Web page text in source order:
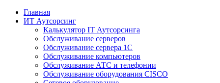
Главная
ИТ Аутсорсинг
Калькулятор IT Аутсорсинга
Обслуживание серверов
Обслуживание сервера 1С
Обслуживание компьютеров
Обслуживание АТС и телефонии
Обслуживание оборудования CISCO